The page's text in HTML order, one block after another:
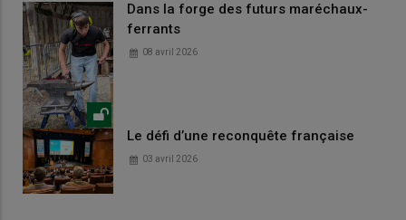
Dans la forge des futurs maréchaux-
ferrants
08 avril 2026
Le défi d’une reconquête française
03 avril 2026